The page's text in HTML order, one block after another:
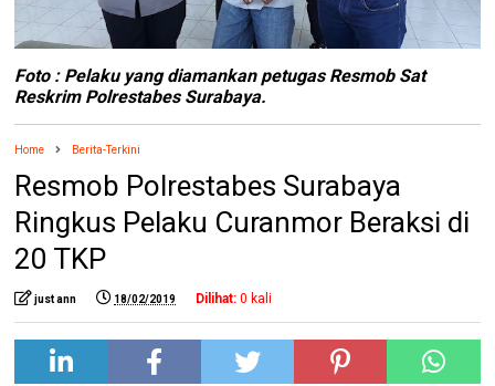
Foto : Pelaku yang diamankan petugas Resmob Sat
Reskrim Polrestabes Surabaya.
Home Berita-Terkini
Resmob Polrestabes Surabaya
Ringkus Pelaku Curanmor Beraksi di
20 TKP
just ann 18/02/2019 Dilihat: 0 kali